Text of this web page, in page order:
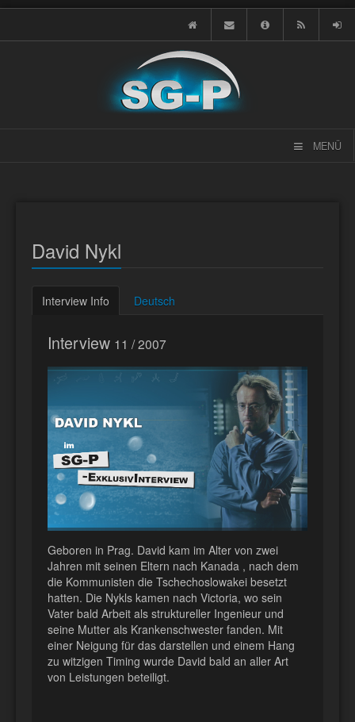
MENÜ
David Nykl
Interview Info Deutsch
Interview 11 / 2007
Geboren in Prag. David kam im Alter von zwei
Jahren mit seinen Eltern nach Kanada , nach dem
die Kommunisten die Tschechoslowakei besetzt
hatten. Die Nykls kamen nach Victoria, wo sein
Vater bald Arbeit als struktureller Ingenieur und
seine Mutter als Krankenschwester fanden. Mit
einer Neigung für das darstellen und einem Hang
zu witzigen Timing wurde David bald an aller Art
von Leistungen beteiligt.